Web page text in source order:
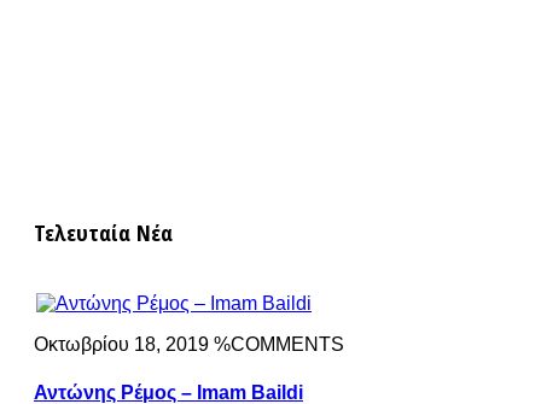
Τελευταία Νέα
Οκτωβρίου 18, 2019 %COMMENTS
Αντώνης Ρέμος – Imam Baildi